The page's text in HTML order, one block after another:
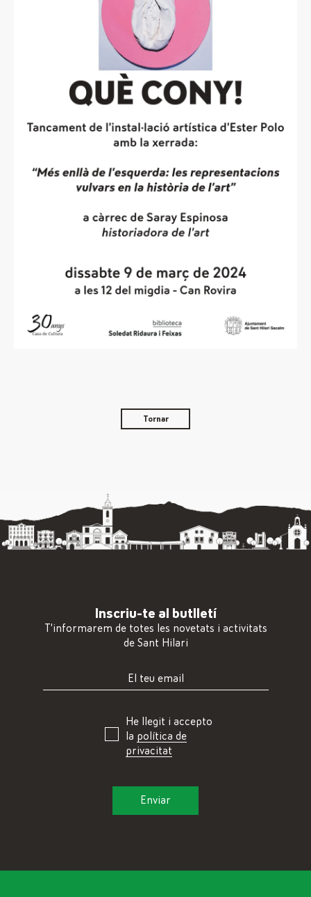
Tornar
Inscriu-te al butlletí
T'informarem de totes les novetats i activitats
de Sant Hilari
He llegit i accepto
la política de
privacitat